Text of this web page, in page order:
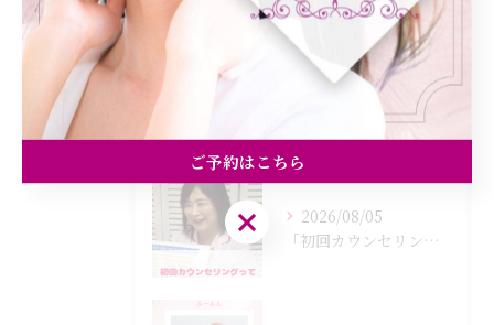
痩身
Recent Posts
2026/08/05
「初回カウンセリングでは何をするの？」
ご予約はこちら
ご予約はこちら